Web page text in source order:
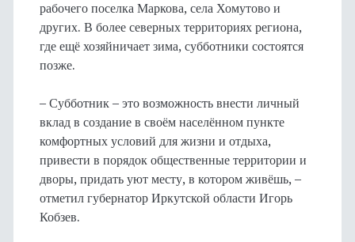
рабочего поселка Маркова, села Хомутово и
других. В более северных территориях региона,
где ещё хозяйничает зима, субботники состоятся
позже.
– Субботник – это возможность внести личный
вклад в создание в своём населённом пункте
комфортных условий для жизни и отдыха,
привести в порядок общественные территории и
дворы, придать уют месту, в котором живёшь, –
отметил губернатор Иркутской области Игорь
Кобзев.